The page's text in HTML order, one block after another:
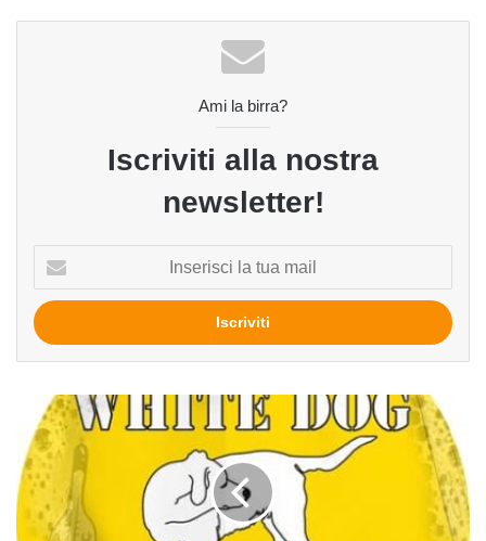
Ami la birra?
Iscriviti alla nostra
newsletter!
tua
mail
Yellow
Fever
del
birrificio
White
Dog